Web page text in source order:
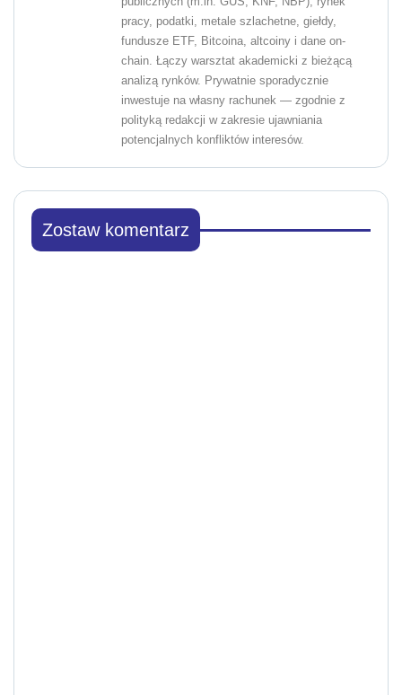
pracy, podatki, metale szlachetne, giełdy,
fundusze ETF, Bitcoina, altcoiny i dane on-
chain. Łączy warsztat akademicki z bieżącą
analizą rynków. Prywatnie sporadycznie
inwestuje na własny rachunek — zgodnie z
polityką redakcji w zakresie ujawniania
potencjalnych konfliktów interesów.
Zostaw komentarz